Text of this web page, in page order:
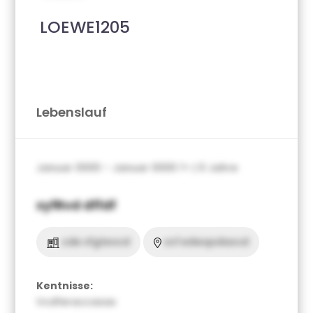
LOEWE1205
Lebenslauf
Januar 0000 – Januar 0000 ?> | 0 Jahre
xyfRvd dffdf
cde vfgtevcd vcf edwqsdascd
Kentnisse:
Vcdferaccasas